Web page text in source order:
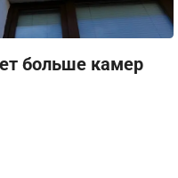
больше камер